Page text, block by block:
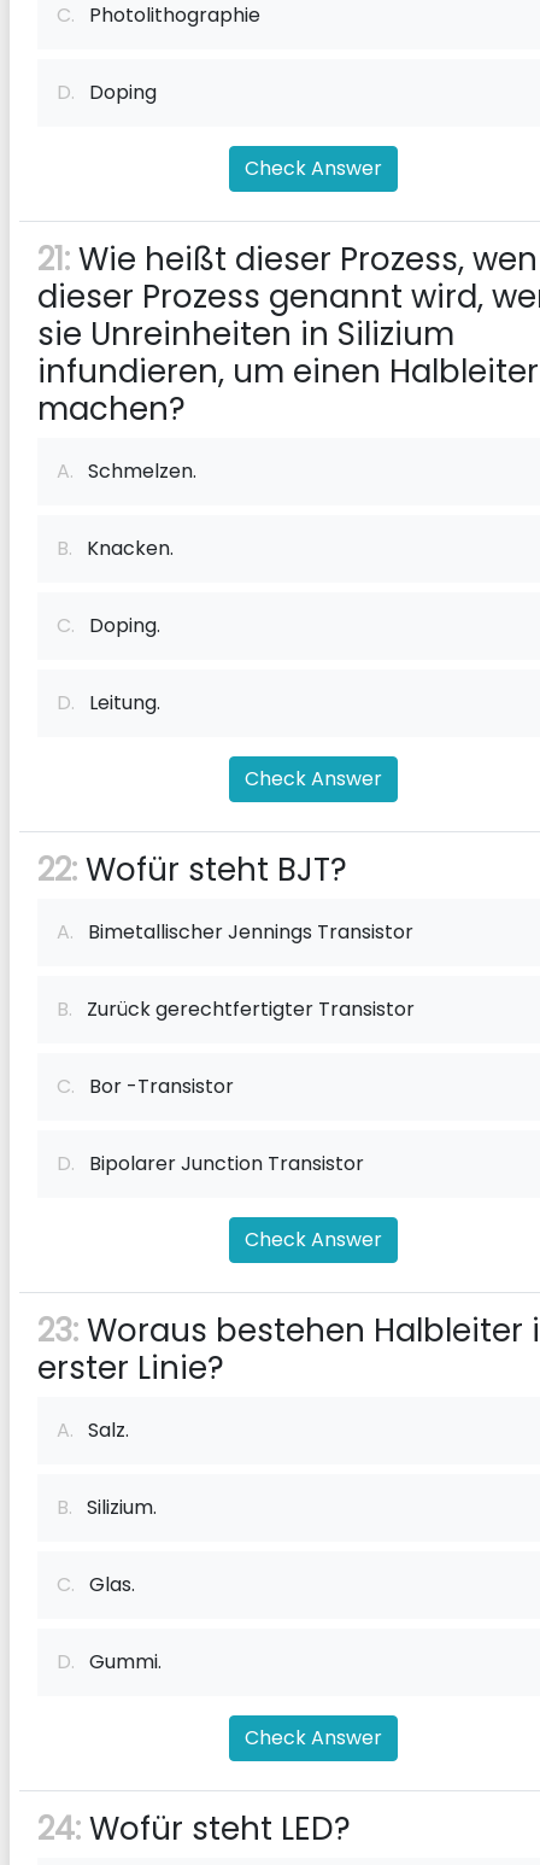
C. Photolithographie
D. Doping
Check Answer
21:Wie heißt dieser Prozess,
dieser Prozess genannt wird,
sie Unreinheiten in Silizium
infundieren, um einen
machen?
A. Schmelzen.
B. Knacken.
C. Doping.
D. Leitung.
Check Answer
22:Wofür steht BJT?
A. Bimetallischer Jennings Transistor
B. Zurück gerechtfertigter Transistor
C. Bor -Transistor
D. Bipolarer Junction Transistor
Check Answer
23:Woraus bestehen Halbleiter
erster Linie?
A. Salz.
B. Silizium.
C. Glas.
D. Gummi.
Check Answer
24:Wofür steht LED?